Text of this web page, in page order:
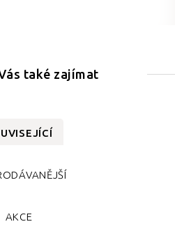
také zajímat
AKCE